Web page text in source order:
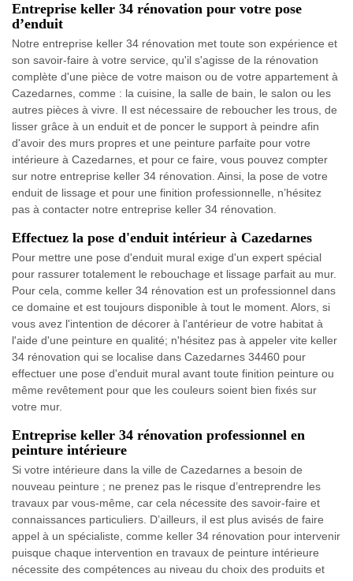
Entreprise keller 34 rénovation pour votre pose
d’enduit
Notre entreprise keller 34 rénovation met toute son expérience et
son savoir-faire à votre service, qu'il s'agisse de la rénovation
complète d'une pièce de votre maison ou de votre appartement à
Cazedarnes, comme : la cuisine, la salle de bain, le salon ou les
autres pièces à vivre. Il est nécessaire de reboucher les trous, de
lisser grâce à un enduit et de poncer le support à peindre afin
d'avoir des murs propres et une peinture parfaite pour votre
intérieure à Cazedarnes, et pour ce faire, vous pouvez compter
sur notre entreprise keller 34 rénovation. Ainsi, la pose de votre
enduit de lissage et pour une finition professionnelle, n’hésitez
pas à contacter notre entreprise keller 34 rénovation.
Effectuez la pose d'enduit intérieur à Cazedarnes
Pour mettre une pose d'enduit mural exige d'un expert spécial
pour rassurer totalement le rebouchage et lissage parfait au mur.
Pour cela, comme keller 34 rénovation est un professionnel dans
ce domaine et est toujours disponible à tout le moment. Alors, si
vous avez l'intention de décorer à l'antérieur de votre habitat à
l'aide d'une peinture en qualité; n'hésitez pas à appeler vite keller
34 rénovation qui se localise dans Cazedarnes 34460 pour
effectuer une pose d'enduit mural avant toute finition peinture ou
même revêtement pour que les couleurs soient bien fixés sur
votre mur.
Entreprise keller 34 rénovation professionnel en
peinture intérieure
Si votre intérieure dans la ville de Cazedarnes a besoin de
nouveau peinture ; ne prenez pas le risque d’entreprendre les
travaux par vous-même, car cela nécessite des savoir-faire et
connaissances particuliers. D’ailleurs, il est plus avisés de faire
appel à un spécialiste, comme keller 34 rénovation pour intervenir
puisque chaque intervention en travaux de peinture intérieure
nécessite des compétences au niveau du choix des produits et